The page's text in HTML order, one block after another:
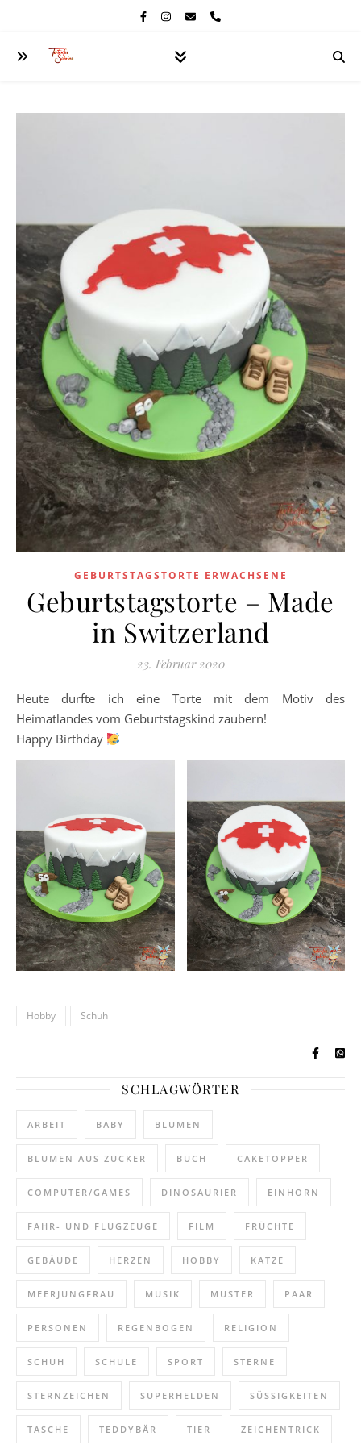
GEBURTSTAGSTORTE ERWACHSENE
Geburtstagstorte – Made
in Switzerland
23. Februar 2020
Heute durfte ich eine Torte mit dem Motiv des
Heimatlandes vom Geburtstagskind zaubern!
Happy Birthday
Hobby Schuh
SCHLAGWÖRTER
ARBEIT BABY BLUMEN
BLUMEN AUS ZUCKER BUCH CAKETOPPER
COMPUTER/GAMES DINOSAURIER EINHORN
FAHR- UND FLUGZEUGE FILM FRÜCHTE
GEBÄUDE HERZEN HOBBY KATZE
MEERJUNGFRAU MUSIK MUSTER PAAR
PERSONEN REGENBOGEN RELIGION
SCHUH SCHULE SPORT STERNE
STERNZEICHEN SUPERHELDEN SÜSSIGKEITEN
TASCHE TEDDYBÄR TIER ZEICHENTRICK